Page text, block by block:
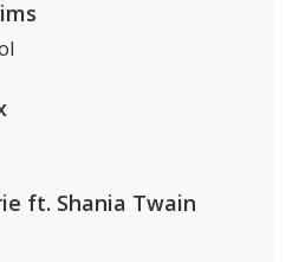
ft. Shania Twain